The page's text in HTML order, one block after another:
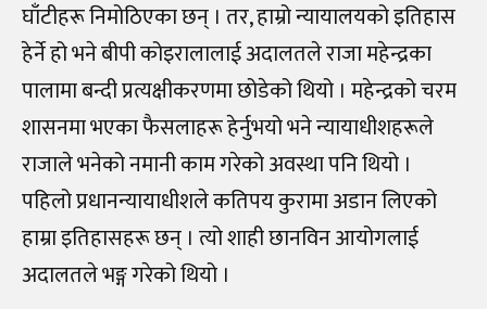
घाँटीहरू निमोठिएका छन् । तर, हाम्रो न्यायालयको इतिहास
हेर्ने हो भने बीपी कोइरालालाई अदालतले राजा महेन्द्रका
पालामा बन्दी प्रत्यक्षीकरणमा छोडेको थियो । महेन्द्रको चरम
शासनमा भएका फैसलाहरू हेर्नुभयो भने न्यायाधीशहरूले
राजाले भनेको नमानी काम गरेको अवस्था पनि थियो ।
पहिलो प्रधानन्यायाधीशले कतिपय कुरामा अडान लिएको
हाम्रा इतिहासहरू छन् । त्यो शाही छानविन आयोगलाई
अदालतले भङ्ग गरेको थियो ।